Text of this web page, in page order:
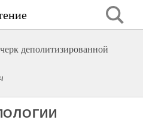
деполитизированной